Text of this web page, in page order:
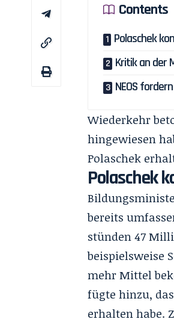
Contents
Polaschek
Kritik an der
NEOS
Wiederkehr
hingewiesen
Polaschek
Polaschek
bereits
stünden 47
beispielsweise
mehr Mittel
fügte hinzu,
erhalten habe.